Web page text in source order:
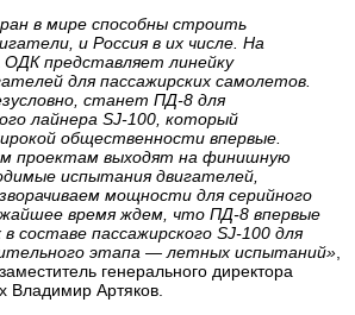
в мире способны строить
и Россия в их числе. На
представляет линейку
для пассажирских самолетов.
станет ПД-8 для
лайнера SJ-100, который
общественности впервые.
проектам выходят на финишную
испытания двигателей,
мощности для серийного
время ждем, что ПД-8 впервые
составе пассажирского SJ-100 для
этапа — летных испытаний»,
генерального директора
Владимир Артяков.